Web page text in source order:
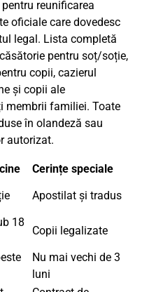
reunificarea
oficiale care dovedesc
legal. Lista completă
pentru soț/soție,
copii, cazierul
și copii ale
membrii familiei. Toate
în olandeză sau
autorizat.
Cerințe speciale
Apostilat și tradus
18
Copii legalizate
Nu mai vechi de 3
luni